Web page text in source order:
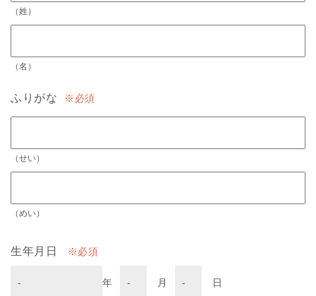
（姓）
（名）
ふりがな 必須
（せい）
（めい）
生年月日 必須
年 月 日